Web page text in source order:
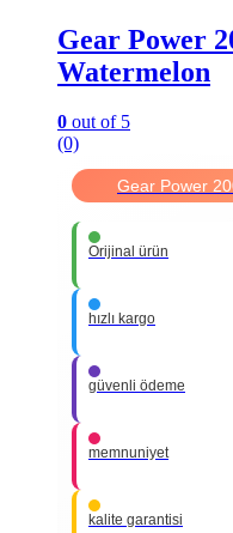
Gear Power
Watermelon
0 out of 5
(0)
Gear Power
Orijinal ürün
hızlı kargo
güvenli ödeme
memnuniyet
kalite garantisi